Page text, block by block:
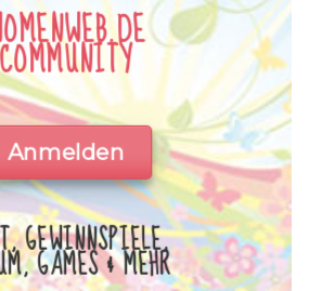
COMMUNITY
Anmelden
GEWINNSPIELE,
GAMES & MEHR